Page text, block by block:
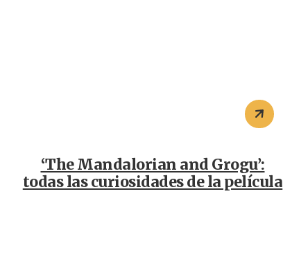
‘The Mandalorian and Grogu’:
todas las curiosidades de la película